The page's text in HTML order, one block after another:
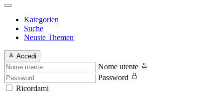
Kategorien
Suche
Neuste Themen
Accedi
Nome utente
Password
Ricordami